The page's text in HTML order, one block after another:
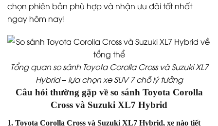
chọn phiên bản phù hợp và nhận ưu đãi tốt nhất
ngay hôm nay!
Tổng quan so sánh Toyota Corolla Cross và Suzuki XL7
Hybrid – lựa chọn xe SUV 7 chỗ lý tưởng
Câu hỏi thường gặp về so sánh Toyota Corolla
Cross và Suzuki XL7 Hybrid
1. Toyota Corolla Cross và Suzuki XL7 Hybrid, xe nào tiết